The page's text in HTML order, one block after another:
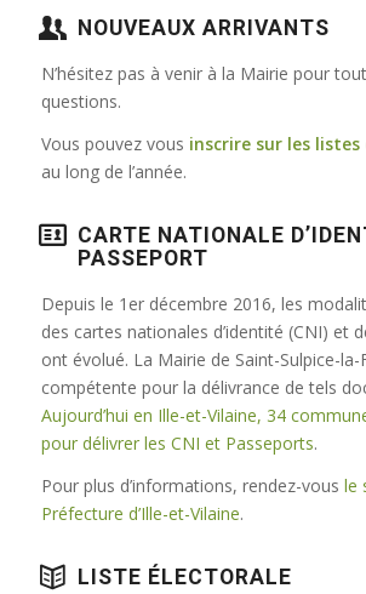
NOUVEAUX ARRIVANTS
N’hésitez pas à venir à la Mairie pour
questions.
Vous pouvez vous inscrire sur les
au long de l’année.
CARTE NATIONALE
PASSEPORT
Depuis le 1er décembre 2016, les
des cartes nationales d’identité (CNI) et
ont évolué. La Mairie de Saint-Sulpice-la-
compétente pour la délivrance de tels
Aujourd’hui en Ille-et-Vilaine, 34
pour délivrer les CNI et Passeports.
Pour plus d’informations, rendez-vous le
Préfecture d’Ille-et-Vilaine.
LISTE ÉLECTORALE